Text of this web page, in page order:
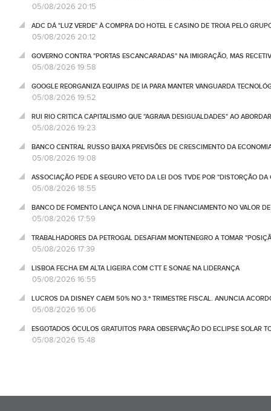
05/08/2026 20:15
ADC DÁ "LUZ VERDE" À COMPRA DO HOTEL E CASINO DE TROIA PELO
05/08/2026 20:12
GOVERNO CONTRA "PORTAS ESCANCARADAS" NA IMIGRAÇÃO, MAS
05/08/2026 19:58
GOOGLE REORGANIZA EQUIPAS DE IA PARA MANTER VANGUARDA
05/08/2026 19:52
RUI RIO CRITICA CAPITALISMO QUE "AGRAVA DESIGUALDADES" AO
05/08/2026 19:23
BANCO CENTRAL RUSSO BAIXA PREVISÕES DE CRESCIMENTO DA
05/08/2026 19:08
ASSOCIAÇÃO PEDE A SEGURO VETO DA LEI DOS TVDE POR "DISTORÇÃO
05/08/2026 18:55
BANCO DE FOMENTO LANÇA NOVA LINHA DE FINANCIAMENTO NO VALOR
05/08/2026 17:59
TRABALHADORES DA PETROGAL DESAFIAM MONTENEGRO A TOMAR
05/08/2026 17:39
LISBOA FECHA EM ALTA LIGEIRA COM CTT E SONAE NA LIDERANÇA
05/08/2026 16:55
LUCROS DA DISNEY CAEM 50% NO 3.º TRIMESTRE FISCAL. ANUNCIA
05/08/2026 16:06
ESGOTADOS ÓCULOS GRATUITOS PARA OBSERVAÇÃO DO ECLIPSE SOLAR
05/08/2026 15:48